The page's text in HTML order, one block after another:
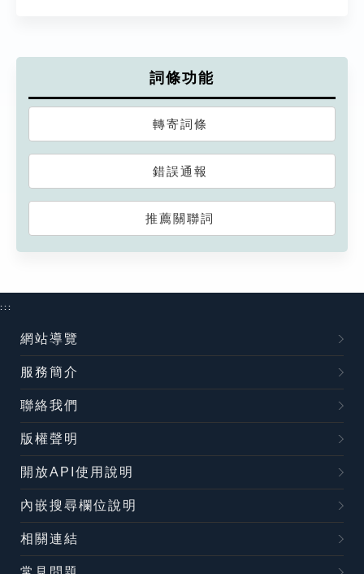
詞條功能
轉寄詞條
錯誤通報
推薦關聯詞
:::
網站導覽
服務簡介
聯絡我們
版權聲明
開放API使用說明
內嵌搜尋欄位說明
相關連結